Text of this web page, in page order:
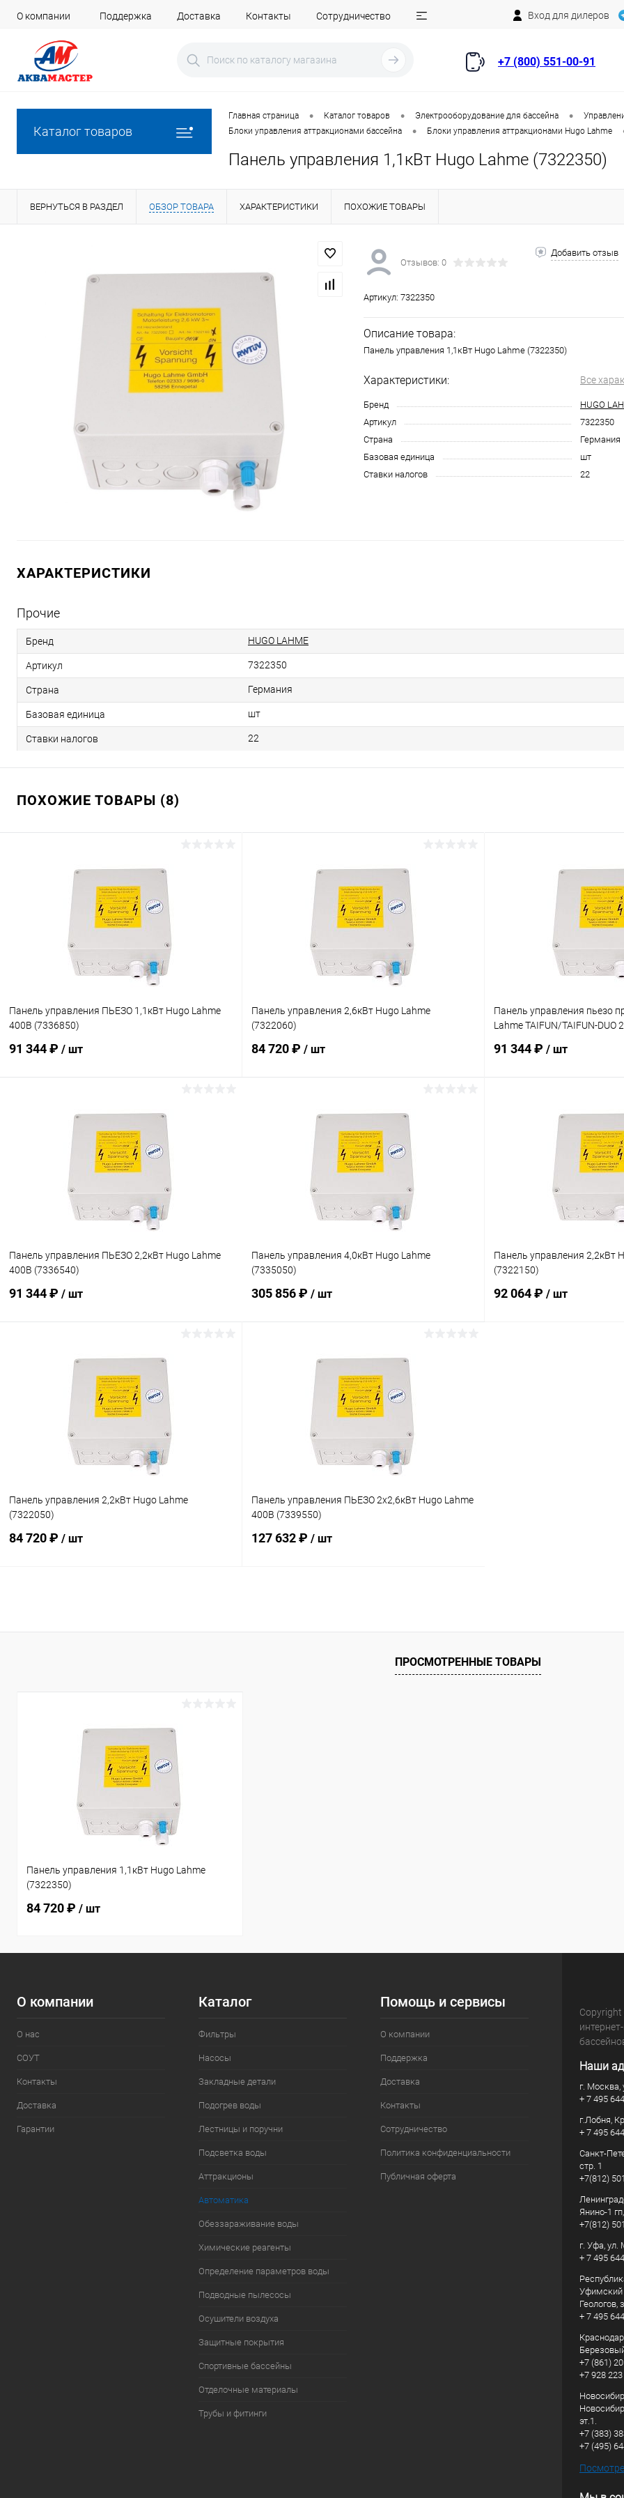
О компании Поддержка Доставка Контакты Сотрудничество Вход для дилеров
+7 (800) 551-00-91
Каталог товаров
Главная страница • Каталог товаров • Электрооборудование для бассейна •
Блоки управления аттракционами бассейна • Блоки управления аттракционами Hugo Lahme
Панель управления 1,1кВт Hugo Lahme (7322350)
ВЕРНУТЬСЯ В РАЗДЕЛ ОБЗОР ТОВАРА ХАРАКТЕРИСТИКИ ПОХОЖИЕ ТОВАРЫ
Отзывов: 0
Добавить отзыв
Артикул: 7322350
Описание товара:
Панель управления 1,1кВт Hugo Lahme (7322350)
Характеристики: Все
Бренд
HUGO
Артикул
7322350
Страна
Германия
Базовая единица
шт
Ставки налогов
22
ХАРАКТЕРИСТИКИ
Прочие
Бренд HUGO LAHME
Артикул 7322350
Страна Германия
Базовая единица шт
Ставки налогов 22
ПОХОЖИЕ ТОВАРЫ (8)
Панель управления ПЬЕЗО 1,1кВт Hugo Lahme
400В (7336850)
91 344 ₽ / шт
В избранное
Под заказ
Панель управления 2,6кВт Hugo Lahme
(7322060)
84 720 ₽ / шт
В избранное
В наличии
Панель управления пьезо
Lahme TAIFUN/TAIFUN-DUO
91 344 ₽ / шт
В избранное
Панель управления ПЬЕЗО 2,2кВт Hugo Lahme
400В (7336540)
91 344 ₽ / шт
В избранное
Под заказ
Панель управления 4,0кВт Hugo Lahme
(7335050)
305 856 ₽ / шт
В избранное
Под заказ
Панель управления 2,2кВт
(7322150)
92 064 ₽ / шт
Панель управления 2,2кВт Hugo Lahme
(7322050)
84 720 ₽ / шт
В избранное
Панель управления ПЬЕЗО 2х2,6кВт Hugo Lahme
400В (7339550)
127 632 ₽ / шт
В избранное
Под заказ
ПРОСМОТРЕННЫЕ ТОВАРЫ
Панель управления 1,1кВт Hugo Lahme
(7322350)
84 720 ₽ / шт
О компании
О нас
СОУТ
Контакты
Доставка
Гарантии
Каталог
Фильтры
Насосы
Закладные детали
Подогрев воды
Лестницы и поручни
Подсветка воды
Аттракционы
Автоматика
Обеззараживание воды
Химические реагенты
Определение параметров воды
Подводные пылесосы
Осушители воздуха
Защитные покрытия
Спортивные бассейны
Отделочные материалы
Трубы и фитинги
Помощь и сервисы
О компании
Поддержка
Доставка
Контакты
Сотрудничество
Политика конфиденциальности
Публичная оферта
Наши
г. Москва,
+ 7 495
г.Лобня,
+ 7 495
Санкт-
стр. 1
+7(812)
Янино-1
+7(812)
г. Уфа, ул.
+ 7 495
Уфимский
Геологов,
+ 7 495
+7 (861)
+7 928
эт.1.
+7 (383)
+7 (495)